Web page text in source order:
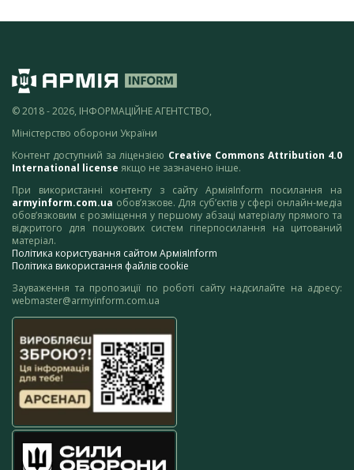
© 2018 - 2026, ІНФОРМАЦІЙНЕ АГЕНТСТВО,
Міністерство оборони України
Контент доступний за ліцензією Creative Commons Attribution 4.0
International license якщо не зазначено інше.
При використанні контенту з сайту АрміяInform посилання на
armyinform.com.ua обов’язкове. Для суб’єктів у сфері онлайн-медіа
обов’язковим є розміщення у першому абзаці матеріалу прямого та
відкритого для пошукових систем гіперпосилання на цитований
матеріал.
Політика користування сайтом АрміяInform
Політика використання файлів cookie
Зауваження та пропозиції по роботі сайту надсилайте на адресу:
webmaster@armyinform.com.ua